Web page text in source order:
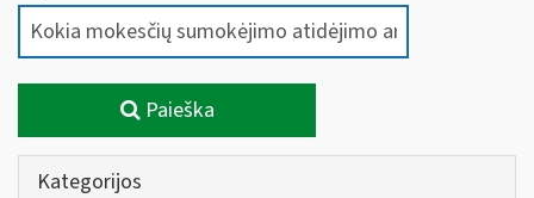
Paieška
Kategorijos